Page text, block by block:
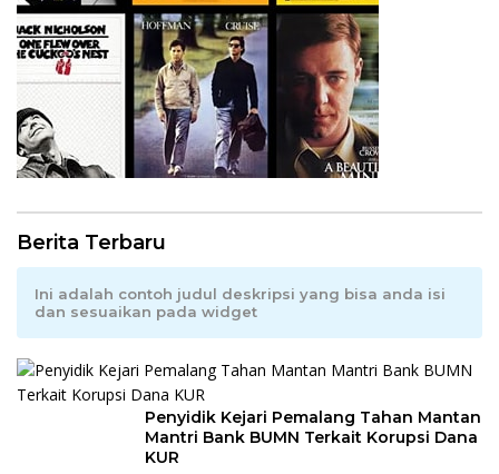
Berita Terbaru
Ini adalah contoh judul deskripsi yang bisa anda isi
dan sesuaikan pada widget
Penyidik Kejari Pemalang Tahan Mantan
Mantri Bank BUMN Terkait Korupsi Dana
KUR